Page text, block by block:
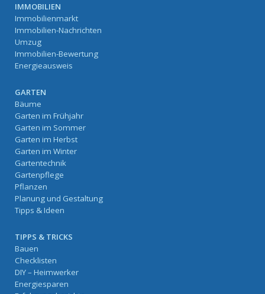
IMMOBILIEN
Immobilienmarkt
Immobilien-Nachrichten
Umzug
Immobilien-Bewertung
Energieausweis
GARTEN
Bäume
Garten im Frühjahr
Garten im Sommer
Garten im Herbst
Garten im Winter
Gartentechnik
Gartenpflege
Pflanzen
Planung und Gestaltung
Tipps & Ideen
TIPPS & TRICKS
Bauen
Checklisten
DIY – Heimwerker
Energiesparen